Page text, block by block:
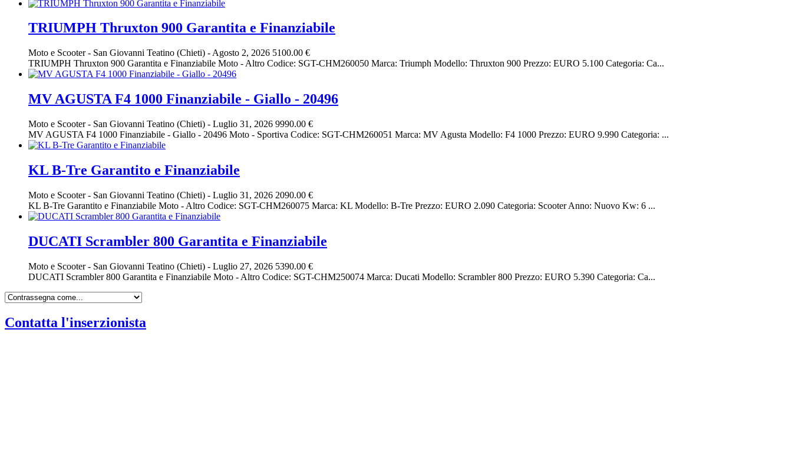
TRIUMPH Thruxton 900 Garantita e Finanziabile
Moto e Scooter- San Giovanni Teatino (Chieti) - Agosto 2, 2026 5100.00 €
TRIUMPH Thruxton 900 Garantita e Finanziabile Moto - Altro Codice: SGT-CHM260050 Marca: Triumph Modello: Thruxton 900 Prezzo: EURO 5.100 Categoria: Ca...
MV AGUSTA F4 1000 Finanziabile - Giallo - 20496
Moto e Scooter- San Giovanni Teatino (Chieti) - Luglio 31, 2026 9990.00 €
MV AGUSTA F4 1000 Finanziabile - Giallo - 20496 Moto - Sportiva Codice: SGT-CHM260051 Marca: MV Agusta Modello: F4 1000 Prezzo: EURO 9.990 Categoria: ...
KL B-Tre Garantito e Finanziabile
Moto e Scooter- San Giovanni Teatino (Chieti) - Luglio 31, 2026 2090.00 €
KL B-Tre Garantito e Finanziabile Moto - Altro Codice: SGT-CHM260075 Marca: KL Modello: B-Tre Prezzo: EURO 2.090 Categoria: Scooter Anno: Nuovo Kw: 6 ...
DUCATI Scrambler 800 Garantita e Finanziabile
Moto e Scooter- San Giovanni Teatino (Chieti) - Luglio 27, 2026 5390.00 €
DUCATI Scrambler 800 Garantita e Finanziabile Moto - Altro Codice: SGT-CHM250074 Marca: Ducati Modello: Scrambler 800 Prezzo: EURO 5.390 Categoria: Ca...
Contatta l'inserzionista